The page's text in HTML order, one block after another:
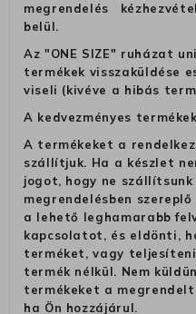
megrendelés
belül.
Az "ONE SIZE" ruházat
termékek visszaküldése
viseli (kivéve a hibás
A kedvezményes
A termékeket a
szállítjuk. Ha a készlet
jogot, hogy ne
megrendelésben
a lehető leghamarabb
kapcsolatot, és eldönti,
terméket, vagy
termék nélkül. Nem
termékeket a
ha Ön hozzájárul.